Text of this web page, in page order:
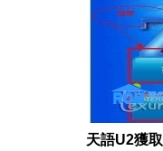
天語U2獲